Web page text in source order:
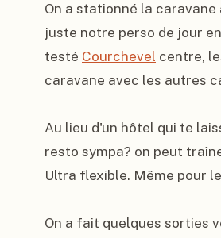
On a stationné la caravane
juste notre perso de jour
testé Courchevel centre,
caravane avec les autres
Au lieu d'un hôtel qui te
resto sympa? on peut
Ultra flexible. Même pour
On a fait quelques sorties